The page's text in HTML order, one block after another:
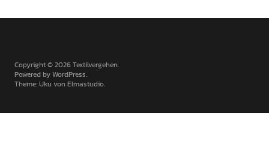
Copyright © 2026 Textilvergehen
Powered byWordPress
Theme: Uku vonElmastudio